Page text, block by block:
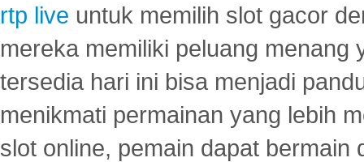
rtp live untuk memilih slot gacor
mereka memiliki peluang menang
tersedia hari ini bisa menjadi
menikmati permainan yang lebih
slot online, pemain dapat